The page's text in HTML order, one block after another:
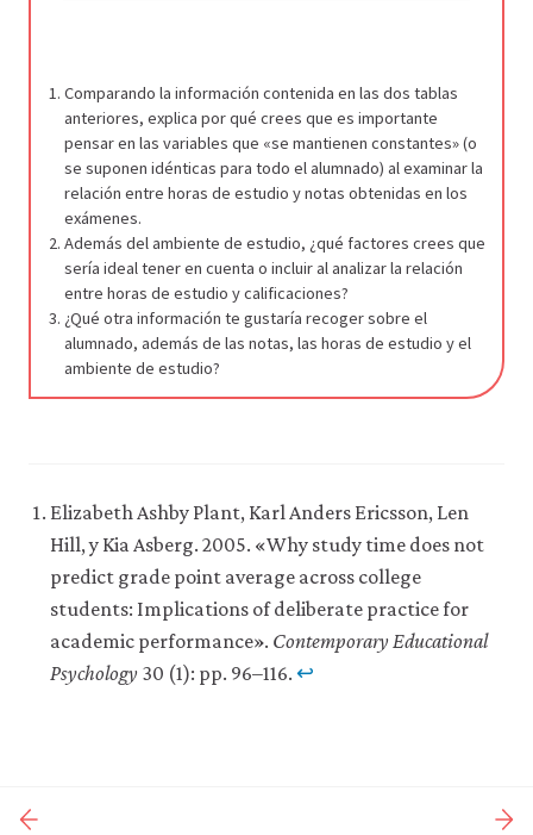
Comparando la información contenida en las dos tablas
anteriores, explica por qué crees que es importante
pensar en las variables que «se mantienen constantes» (o
se suponen idénticas para todo el alumnado) al examinar la
relación entre horas de estudio y notas obtenidas en los
exámenes.
Además del ambiente de estudio, ¿qué factores crees que
sería ideal tener en cuenta o incluir al analizar la relación
entre horas de estudio y calificaciones?
¿Qué otra información te gustaría recoger sobre el
alumnado, además de las notas, las horas de estudio y el
ambiente de estudio?
Elizabeth Ashby Plant, Karl Anders Ericsson, Len
Hill, y Kia Asberg. 2005. «Why study time does not
predict grade point average across college
students: Implications of deliberate practice for
academic performance». Contemporary Educational
Psychology 30 (1): pp. 96–116. ↩